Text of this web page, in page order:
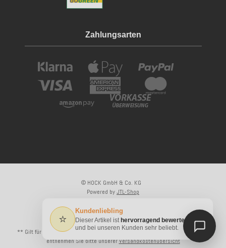
Zahlungsarten
© HOCK GmbH & Co. KG
Powered byJTL-Shop
* Alle Preise inkl. gesetzlicher USt., zzgl.Versand
** Gilt für Lieferungen innerhalb Deutschlands, Lieferzeiten für andere Länder
entnehmen Sie bitte unsererVersandkostenübersicht
⭐
Kundenliebling
Dieser Artikel ist hervorragend bewertet
und bei unseren Kunden sehr beliebt.
×